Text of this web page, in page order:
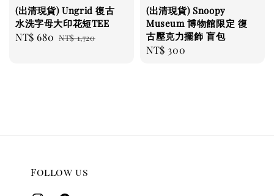
(出清現貨) Ungrid 復古
水洗字母大印花短TEE
Sale
NT$ 680 Regular
NT$ 1,720
(出清現貨) Snoopy
Museum 博物館限定 復
古壓克力擺飾 盲包
Regular
NT$ 300
Follow us